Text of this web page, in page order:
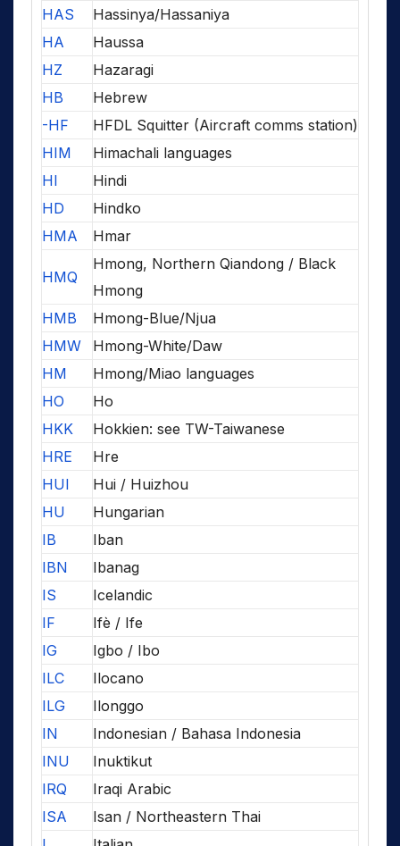
HAS
Hassinya/Hassaniya
HA
Haussa
HZ
Hazaragi
HB
Hebrew
-HF
HFDL Squitter (Aircraft comms station)
HIM
Himachali languages
HI
Hindi
HD
Hindko
HMA
Hmar
HMQ
Hmong, Northern Qiandong / Black
Hmong
HMB
Hmong-Blue/Njua
HMW
Hmong-White/Daw
HM
Hmong/Miao languages
HO
Ho
HKK
Hokkien: see TW-Taiwanese
HRE
Hre
HUI
Hui / Huizhou
HU
Hungarian
IB
Iban
IBN
Ibanag
IS
Icelandic
IF
Ifè / Ife
IG
Igbo / Ibo
ILC
Ilocano
ILG
Ilonggo
IN
Indonesian / Bahasa Indonesia
INU
Inuktikut
IRQ
Iraqi Arabic
ISA
Isan / Northeastern Thai